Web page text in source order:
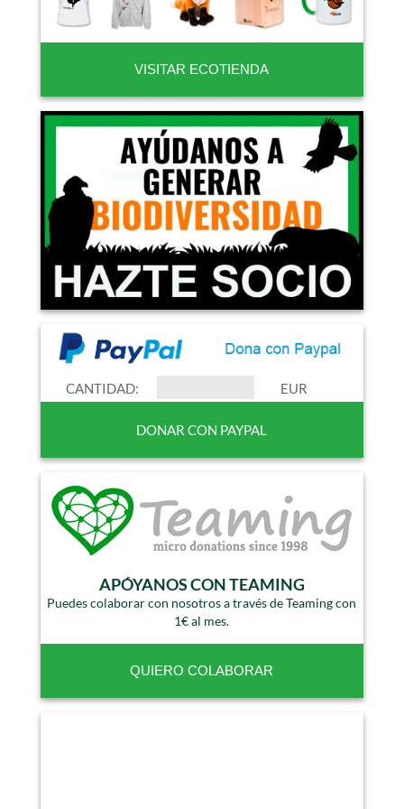
VISITAR ECOTIENDA
CANTIDAD: EUR
APÓYANOS CON TEAMING
Puedes colaborar con nosotros a través de Teaming con
1€ al mes.
QUIERO COLABORAR